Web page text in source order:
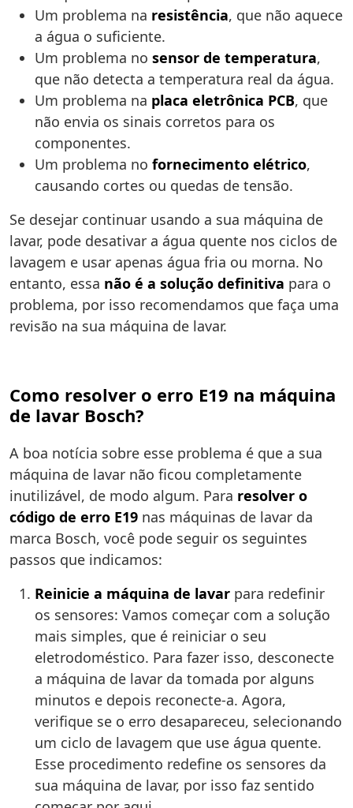
Um problema na resistência, que não aquece
a água o suficiente.
Um problema no sensor de temperatura,
que não detecta a temperatura real da água.
Um problema na placa eletrônica PCB, que
não envia os sinais corretos para os
componentes.
Um problema no fornecimento elétrico,
causando cortes ou quedas de tensão.
Se desejar continuar usando a sua máquina de
lavar, pode desativar a água quente nos ciclos de
lavagem e usar apenas água fria ou morna. No
entanto, essa não é a solução definitiva para o
problema, por isso recomendamos que faça uma
revisão na sua máquina de lavar.
Como resolver o erro E19 na máquina
de lavar Bosch?
A boa notícia sobre esse problema é que a sua
máquina de lavar não ficou completamente
inutilizável, de modo algum. Para resolver o
código de erro E19 nas máquinas de lavar da
marca Bosch, você pode seguir os seguintes
passos que indicamos:
Reinicie a máquina de lavar para redefinir
os sensores: Vamos começar com a solução
mais simples, que é reiniciar o seu
eletrodoméstico. Para fazer isso, desconecte
a máquina de lavar da tomada por alguns
minutos e depois reconecte-a. Agora,
verifique se o erro desapareceu, selecionando
um ciclo de lavagem que use água quente.
Esse procedimento redefine os sensores da
sua máquina de lavar, por isso faz sentido